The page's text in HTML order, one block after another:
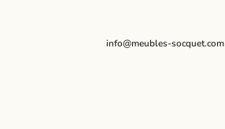
info@meubles-socquet.com